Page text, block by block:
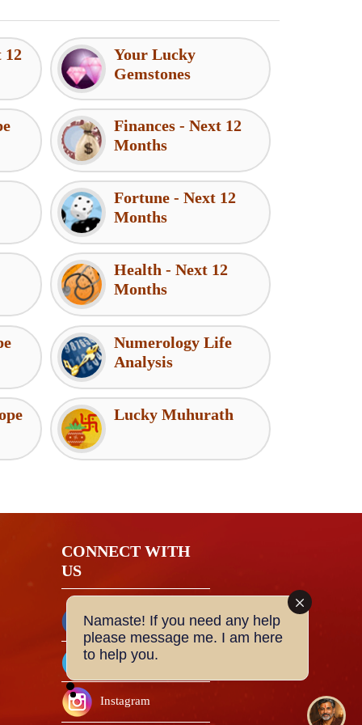
12
Your Lucky
Gemstones
Finances - Next 12
Months
Fortune - Next 12
Months
Health - Next 12
Months
Numerology Life
Analysis
Lucky Muhurath
CONNECT WITH
US
Facebook
Twitter
Instagram
Namaste! If you need any help
please message me. I am here
to help you.